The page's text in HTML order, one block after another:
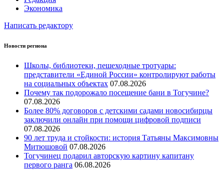
Экономика
Написать редактору
Новости региона
Школы, библиотеки, пешеходные тротуары:
представители «Единой России» контролируют работы
на социальных объектах 07.08.2026
Почему так подорожало посещение бани в Тогучине?
07.08.2026
Более 80% договоров с детскими садами новосибирцы
заключили онлайн при помощи цифровой подписи
07.08.2026
90 лет труда и стойкости: история Татьяны Максимовны
Митюшовой 07.08.2026
Тогучинец подарил авторскую картину капитану
первого ранга 06.08.2026